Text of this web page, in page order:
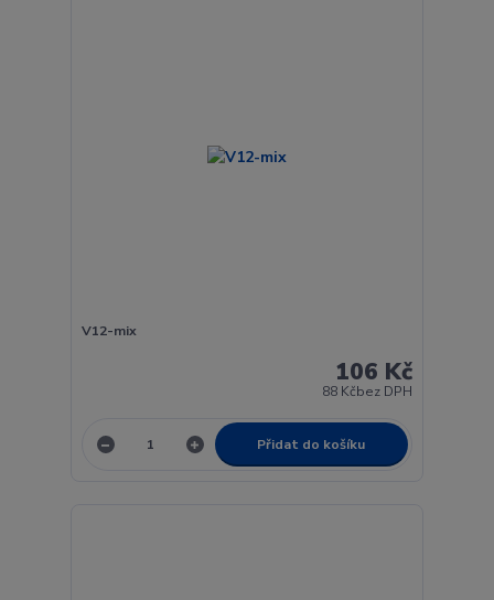
V12-mix
106 Kč
88 Kčbez DPH
Přidat do košíku